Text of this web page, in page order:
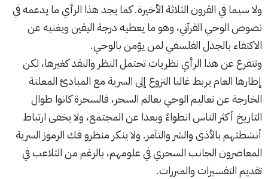
ولا سيما في القرون الثلاثة الأخيرة. كما يجد هذا الرأي ما يدعمه في
نصوص الوحي القرآني، وهو ما يعطيه درجة اليقين ويغنيه عن
الاكتفاء بالجدل الفلسفي لمن يؤمن بالوحي.
وتتفرع عن هذا الرأي نظريات تحتمل النظر والنقد كغيرها، لكن
إطارها العام يربط غالبا النزوع إلى السرية مع المبادئ المعلنة
الخارجة عن تعاليم الوحي بعالم السحر، فالسحرة كانوا طوال
التاريخ أكثر الناس انطواءً وبعدا عن المجتمع، ولا يخفى ارتباط
أنشطتهم بالأذى والشر والتآمر. ولا ينكر منظرو فك الرموز السرية
المعاصرون الجانب السحري في علومهم، بالرغم من التلاعب في
تقديم التفسيرات والمبررات.